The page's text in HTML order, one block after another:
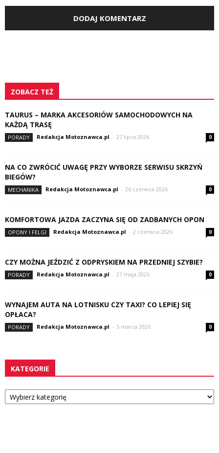
ZOBACZ TEŻ
TAURUS – MARKA AKCESORIÓW SAMOCHODOWYCH NA
KAŻDĄ TRASĘ
PORADY Redakcja Motoznawca.pl - 27 lipca 2026 0
NA CO ZWRÓCIĆ UWAGĘ PRZY WYBORZE SERWISU SKRZYŃ
BIEGÓW?
MECHANIKA Redakcja Motoznawca.pl - 26 czerwca 2026 0
KOMFORTOWA JAZDA ZACZYNA SIĘ OD ZADBANYCH OPON
OPONY I FELGI Redakcja Motoznawca.pl - 2 czerwca 2026 0
CZY MOŻNA JEŹDZIĆ Z ODPRYSKIEM NA PRZEDNIEJ SZYBIE?
PORADY Redakcja Motoznawca.pl - 27 maja 2026 0
WYNAJEM AUTA NA LOTNISKU CZY TAXI? CO LEPIEJ SIĘ
OPŁACA?
PORADY Redakcja Motoznawca.pl - 5 marca 2026 0
KATEGORIE
Kategorie